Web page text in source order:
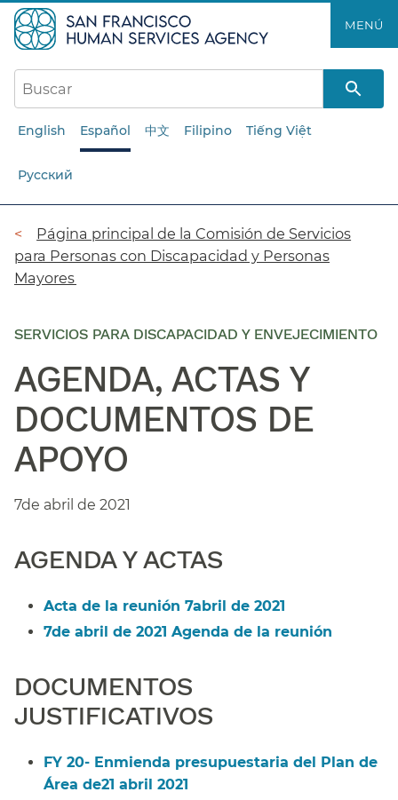
al
contenido
principal​​
MENÚ​​
English Español 中文 Filipino Tiếng Việt
Русский
Ruta
de
navegación​​
Página principal de la Comisión de Servicios
para Personas con Discapacidad y Personas
Mayores​​
SERVICIOS PARA DISCAPACIDAD Y ENVEJECIMIENTO
AGENDA, ACTAS Y
DOCUMENTOS DE
APOYO​​
7de abril de 2021​​
AGENDA Y ACTAS​​
Acta de la reunión 7abril de 2021​​
7de abril de 2021 Agenda de la reunión​​
DOCUMENTOS
JUSTIFICATIVOS​​
FY 20- Enmienda presupuestaria del Plan de
Área de21 abril 2021​​